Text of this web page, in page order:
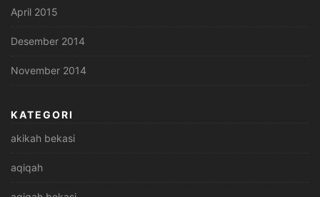
April 2015
Desember 2014
November 2014
KATEGORI
akikah bekasi
aqiqah